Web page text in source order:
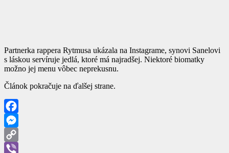
Partnerka rappera Rytmusa ukázala na Instagrame, synovi Sanelovi
s láskou servíruje jedlá, ktoré má najradšej. Niektoré biomatky
možno jej menu vôbec neprekusnu.
Článok pokračuje na ďalšej strane.
Facebook
Messenger
Copy